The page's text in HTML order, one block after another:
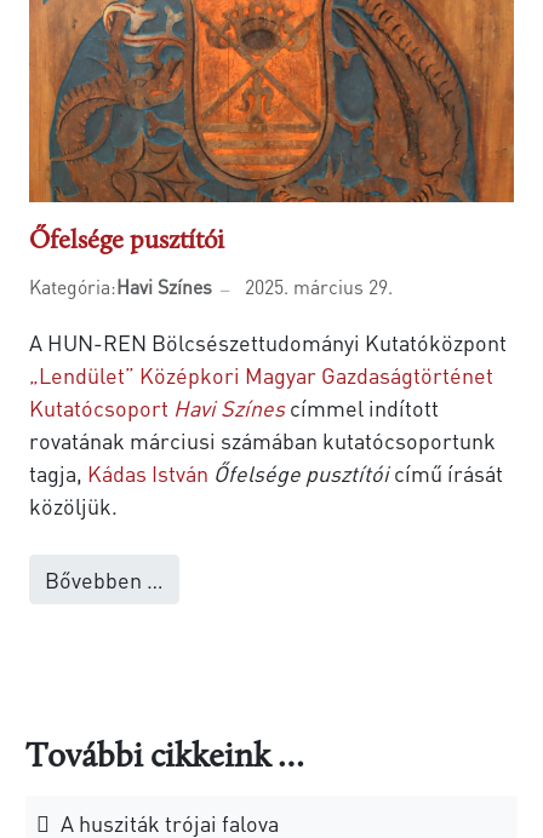
Őfelsége pusztítói
Kategória:Havi Színes 2025. március 29.
A HUN-REN Bölcsészettudományi Kutatóközpont
„Lendület” Középkori Magyar Gazdaságtörténet
Kutatócsoport Havi Színescímmel indított
rovatának márciusi számában kutatócsoportunk
tagja, Kádas István Őfelsége pusztítóicímű írását
közöljük.
Bővebben …
További cikkeink …
A husziták trójai falova